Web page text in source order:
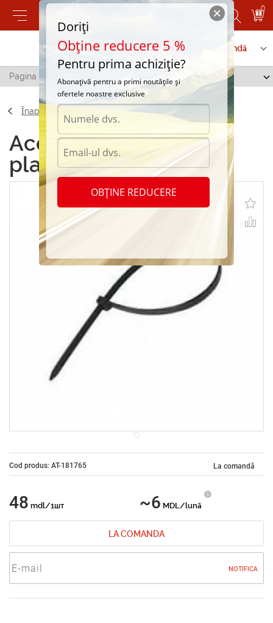
0
Contactați-ne Serviciu de comandă
Pagina principală Clema din plastic 300mm*8
Înapoi
Accesorii Clema din
plastic 300mm*8
Cod produs: AT-181765 La comandă
48 mdl/1шт ~6 MDL/lună
LA COMANDA
NOTIFICA
Doriți
Obține reducere 5 %
Pentru prima achiziție?
Abonațivă pentru a primi noutățile și
ofertele noastre exclusive
OBȚINE REDUCERE